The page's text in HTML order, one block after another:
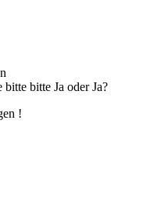
bitte Ja oder Ja?
!